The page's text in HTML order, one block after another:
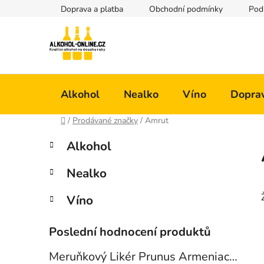
Doprava a platba Obchodní podmínky
Alkohol Nealko Víno
Domů
/ Prodávané značky / Amrut
P
s
r
n
n
Přeskočit
kategorie
K
a
e
o
i
Alkohol
Nealko
Víno
Poslední hodnocení produktů
Meruňkový Likér Prunus Armeniaca 24% 0,7l